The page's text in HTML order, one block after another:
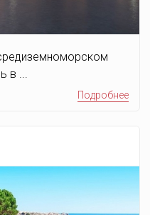
в ...
Подробнее